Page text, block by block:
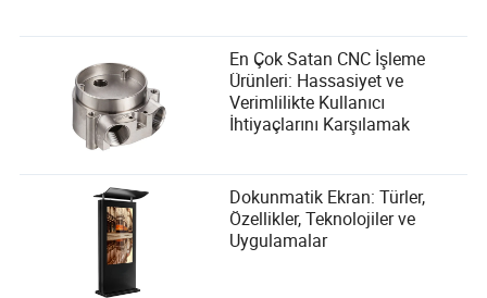
En Çok Satan CNC İşleme
Ürünleri: Hassasiyet ve
Verimlilikte Kullanıcı
İhtiyaçlarını Karşılamak
Dokunmatik Ekran: Türler,
Özellikler, Teknolojiler ve
Uygulamalar